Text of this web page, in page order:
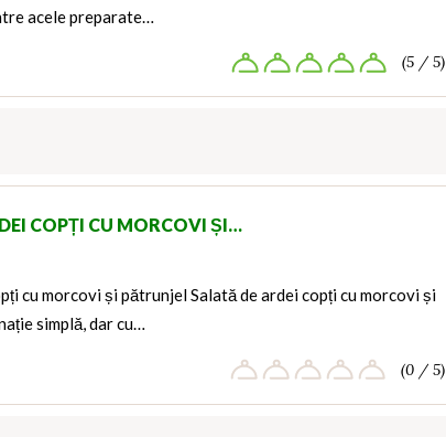
acele preparate…
(5 / 5)
COPȚI CU MORCOVI ȘI…
cu morcovi și pătrunjel Salată de ardei copți cu morcovi și
simplă, dar cu…
(0 / 5)